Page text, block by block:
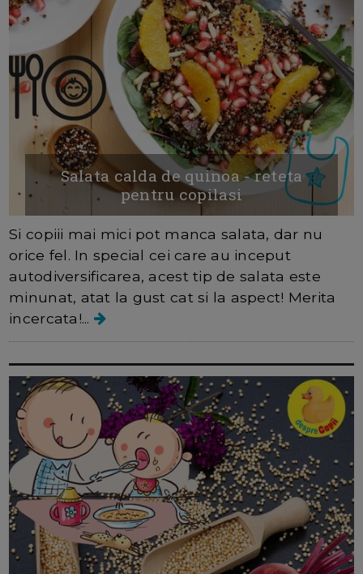
Salata calda de quinoa - reteta
pentru copilasi
Si copiii mai mici pot manca salata, dar nu
orice fel. In special cei care au inceput
autodiversificarea, acest tip de salata este
minunat, atat la gust cat si la aspect! Merita
incercata!...